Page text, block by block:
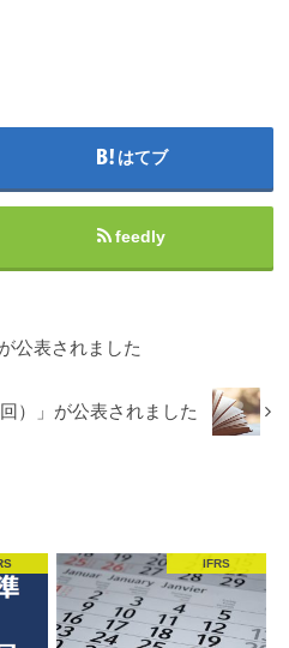
はてブ
feedly
公表されました
）」が公表されました
IFRS